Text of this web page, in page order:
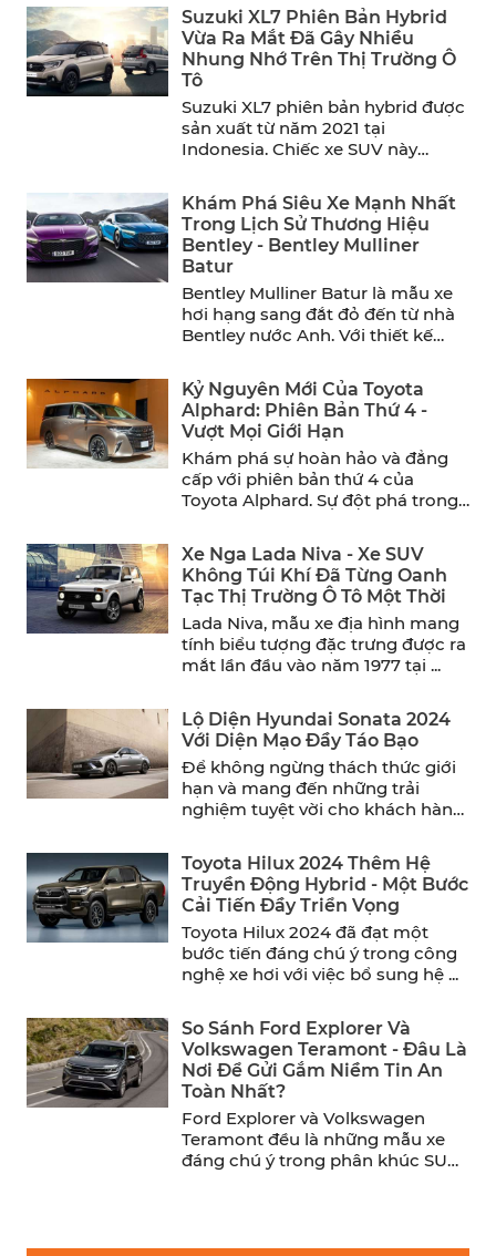
Suzuki XL7 Phiên Bản Hybrid
Vừa Ra Mắt Đã Gây Nhiều
Nhung Nhớ Trên Thị Trường Ô
Tô
Suzuki XL7 phiên bản hybrid được
sản xuất từ năm 2021 tại
Indonesia. Chiếc xe SUV này
Khám Phá Siêu Xe Mạnh Nhất
Trong Lịch Sử Thương Hiệu
Bentley - Bentley Mulliner
Batur
Bentley Mulliner Batur là mẫu xe
hơi hạng sang đắt đỏ đến từ nhà
Bentley nước Anh. Với thiết kế
Kỷ Nguyên Mới Của Toyota
Alphard: Phiên Bản Thứ 4 -
Vượt Mọi Giới Hạn
Khám phá sự hoàn hảo và đẳng
cấp với phiên bản thứ 4 của
Toyota Alphard. Sự đột phá trong
Xe Nga Lada Niva - Xe SUV
Không Túi Khí Đã Từng Oanh
Tạc Thị Trường Ô Tô Một Thời
Lada Niva, mẫu xe địa hình mang
tính biểu tượng đặc trưng được ra
mắt lần đầu vào năm 1977 tại ...
Lộ Diện Hyundai Sonata 2024
Với Diện Mạo Đầy Táo Bạo
Để không ngừng thách thức giới
hạn và mang đến những trải
nghiệm tuyệt vời cho khách hàng,
Toyota Hilux 2024 Thêm Hệ
Truyền Động Hybrid - Một Bước
Cải Tiến Đầy Triển Vọng
Toyota Hilux 2024 đã đạt một
bước tiến đáng chú ý trong công
nghệ xe hơi với việc bổ sung hệ ...
So Sánh Ford Explorer Và
Volkswagen Teramont - Đâu Là
Nơi Để Gửi Gắm Niềm Tin An
Toàn Nhất?
Ford Explorer và Volkswagen
Teramont đều là những mẫu xe
đáng chú ý trong phân khúc SUV